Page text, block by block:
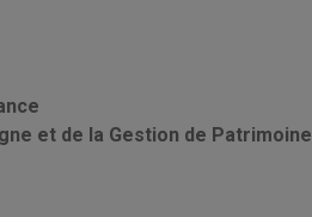
et de la Gestion de Patrimoine